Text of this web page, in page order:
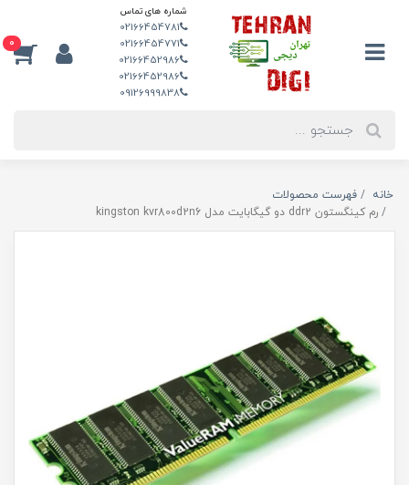
شماره های تماس
02166454781
02166454771
02166452986
02166452986
09126999838
0
خانه
فهرست محصولات
رم کینگستون ddr2 دو گیگابایت مدل kingston kvr800d2n6